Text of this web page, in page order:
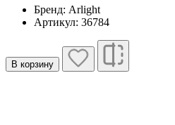
Бренд: Arlight
Артикул: 36784
В корзину